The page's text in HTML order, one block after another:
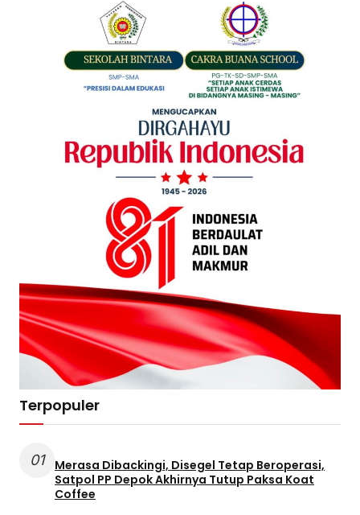
Terpopuler
01
Merasa Dibackingi, Disegel Tetap Beroperasi,
Satpol PP Depok Akhirnya Tutup Paksa Koat
Coffee